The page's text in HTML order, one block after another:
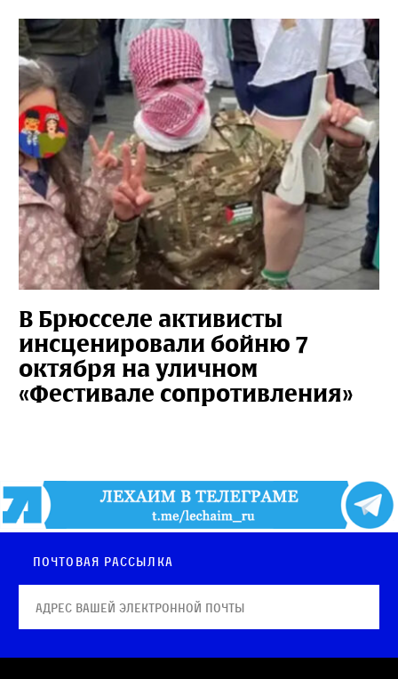
В Брюсселе активисты
инсценировали бойню 7
октября на уличном
«Фестивале сопротивления»
Почтовая рассылка